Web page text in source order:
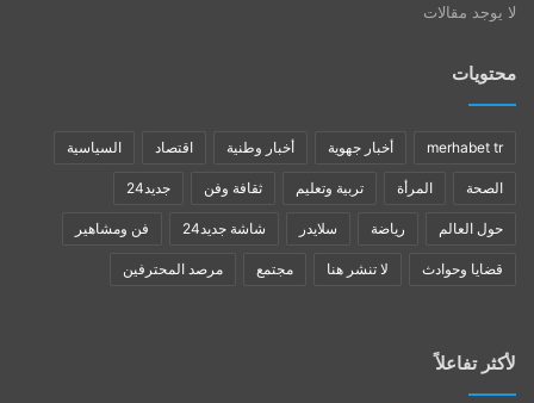
لا يوجد مقالات
محتويات
merhabet tr أخبار جهوية أخبار وطنية اقتصاد السياسية
الصحة المرأة تربية وتعليم ثقافة وفن جديد24
حول العالم رياضة سلايدر شاشة جديد24 فن ومشاهير
قضايا وحوادث لا تنشر هنا مجتمع مرصد المحترفين
لأكثر تفاعلاً